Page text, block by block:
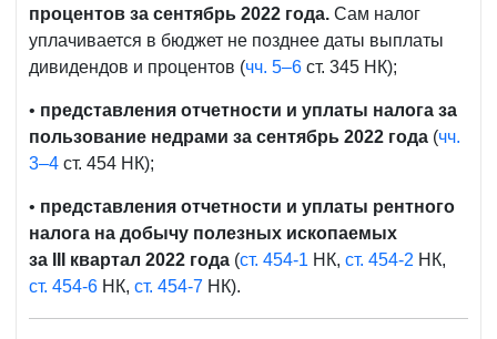
процентов за сентябрь 2022 года. Сам налог
уплачивается в бюджет не позднее даты выплаты
дивидендов и процентов (чч. 5–6 ст. 345 НК);
• представления отчетности и уплаты налога за
пользование недрами за сентябрь 2022 года (чч.
3–4 ст. 454 НК);
• представления отчетности и уплаты рентного
налога на добычу полезных ископаемых
за
квартал 2022 года (ст. 454-1 НК, ст. 454-2 НК,
ст. 454-6 НК, ст. 454-7 НК).